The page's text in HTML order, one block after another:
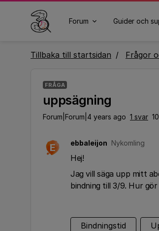
Forum Guider och
Tillbaka till startsidan Frågor
FRÅGA
uppsägning
Forum|Forum|4 years ago 1 svar
E ebbaleijon Nykomling
Hej!
Jag vill säga upp mitt
bindning till 3/9. Hur
Bindningstid